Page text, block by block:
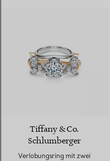
Tiffany & Co.
Schlumberger
Verlobungsring mit zwei